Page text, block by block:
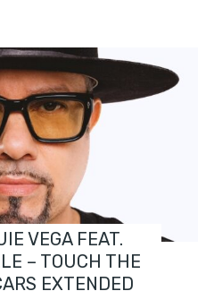
VEGA FEAT.
– TOUCH THE
EXTENDED